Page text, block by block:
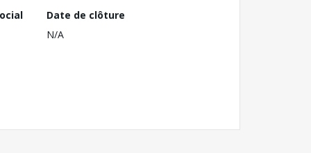
Date de clôture
N/A